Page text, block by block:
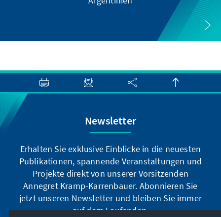
Newsletter
Erhalten Sie exklusive Einblicke in die neuesten
Publikationen, spannende Veranstaltungen und
Projekte direkt von unserer Vorsitzenden
Annegret Kramp-Karrenbauer. Abonnieren Sie
jetzt unseren Newsletter und bleiben Sie immer
auf dem Laufenden.